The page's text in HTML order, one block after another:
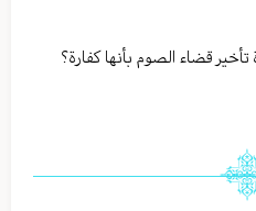
قضاء الصوم بأنها كفارة؟